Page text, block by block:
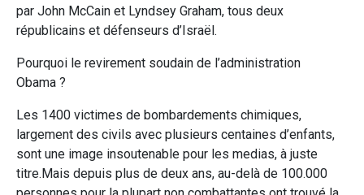
par John McCain et Lyndsey Graham, tous deux
républicains et défenseurs d’Israël.
Pourquoi le revirement soudain de l’administration
Obama ?
Les 1400 victimes de bombardements chimiques,
largement des civils avec plusieurs centaines d’enfants,
sont une image insoutenable pour les medias, à juste
titre.Mais depuis plus de deux ans, au-delà de 100.000